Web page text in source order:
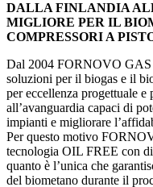
DALLA FINLANDIA
MIGLIORE PER IL
COMPRESSORI A
Dal 2004 FORNOVO GAS
soluzioni per il biogas e il
per eccellenza progettuale
all’avanguardia capaci di
impianti e migliorare
Per questo motivo
tecnologia OIL FREE con
quanto è l’unica che
del biometano durante il